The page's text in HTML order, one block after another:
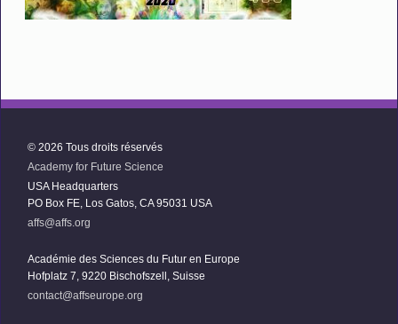
© 2026 Tous droits réservés
Academy for Future Science
USA Headquarters
PO Box FE, Los Gatos, CA 95031 USA
affs@affs.org
Académie des Sciences du Futur en Europe
Hofplatz 7, 9220 Bischofszell, Suisse
contact@affseurope.org